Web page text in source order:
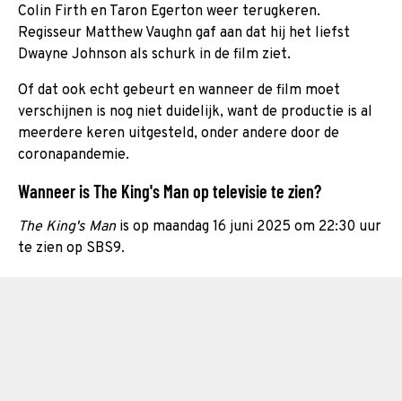
Colin Firth en Taron Egerton weer terugkeren.
Regisseur Matthew Vaughn gaf aan dat hij het liefst
Dwayne Johnson als schurk in de film ziet.
Of dat ook echt gebeurt en wanneer de film moet
verschijnen is nog niet duidelijk, want de productie is al
meerdere keren uitgesteld, onder andere door de
coronapandemie.
Wanneer is The King's Man op televisie te zien?
The King's Manis op maandag 16 juni 2025 om 22:30 uur
te zien op SBS9.